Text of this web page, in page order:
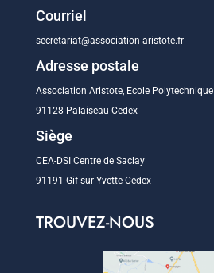
Courriel
secretariat@association-aristote.fr
Adresse postale
Association Aristote, Ecole Polytechnique
91128 Palaiseau Cedex
Siège
CEA-DSI Centre de Saclay
91191 Gif-sur-Yvette Cedex
TROUVEZ-NOUS